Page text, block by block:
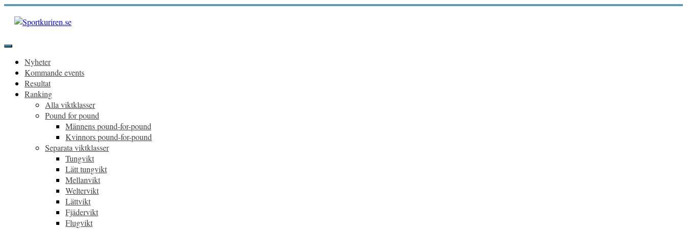
Hoppa
innehåll
Primär
Nyheter
Kommande events
Resultat
Ranking
Alla viktklasser
Pound for pound
Männens pound-for-pound
Kvinnors pound-for-pound
Separata viktklasser
Tungvikt
Lätt tungvikt
Mellanvikt
Weltervikt
Lättvikt
Fjädervikt
Flugvikt